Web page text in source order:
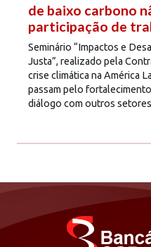
de baixo carbono
participação de
Seminário “Impactos e
Justa”, realizado pela
crise climática na América
passam pelo
diálogo com outros